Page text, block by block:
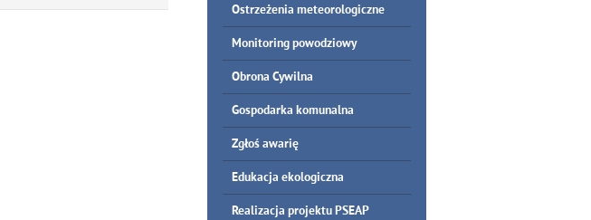
Ostrzeżenia meteorologiczne
Monitoring powodziowy
Obrona Cywilna
Gospodarka komunalna
Zgłoś awarię
Edukacja ekologiczna
Realizacja projektu PSEAP